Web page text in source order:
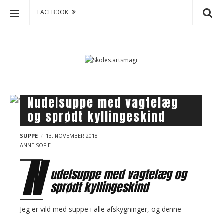
FACEBOOK
Nudelsuppe med vagtelæg
og sprødt kyllingeskind
SUPPE
13. NOVEMBER 2018
ANNE SOFIE
N udelsuppe med vagtelæg og
sprødt kyllingeskind
Jeg er vild med suppe i alle afskygninger, og denne